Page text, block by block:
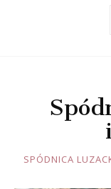
JOULE
SPÓDNICA